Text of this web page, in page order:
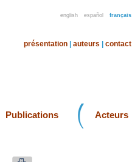
english español français
présentation auteurs contact
Publications Acteurs